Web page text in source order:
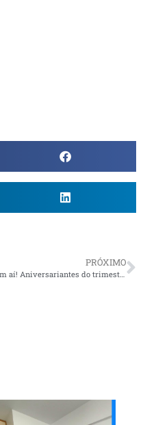
PRÓXIMO
Vem aí! Aniversariantes do trimestre na UR Petrópolis